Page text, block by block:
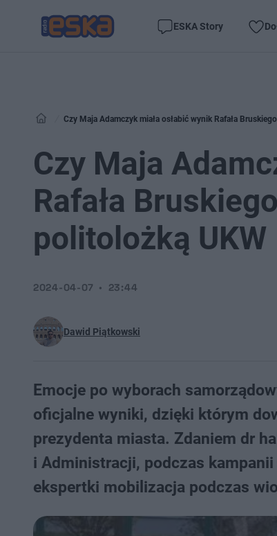
ESKA Story
Czy Maja Adamczyk miała osłabić wynik Rafała
Czy Maja
Rafała
politolożką UKW
Dawid Piątkowski
2024-04-07 23:44
Emocje po wyborach
oficjalne wyniki, dzięki którym
prezydenta miasta. Zdaniem dr
i Administracji, podczas kampanii
ekspertki mobilizacja podczas